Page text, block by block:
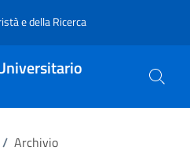
e della Ricerca
/ Archivio